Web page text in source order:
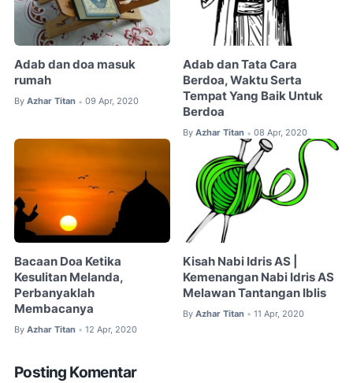
Adab dan doa masuk
rumah
By Azhar Titan • 09 Apr, 2020
Adab dan Tata Cara
Berdoa, Waktu Serta
Tempat Yang Baik Untuk
Berdoa
By Azhar Titan • 08 Apr, 2020
Bacaan Doa Ketika
Kesulitan Melanda,
Perbanyaklah
Membacanya
By Azhar Titan • 12 Apr, 2020
Kisah Nabi Idris AS |
Kemenangan Nabi Idris AS
Melawan Tantangan Iblis
By Azhar Titan • 11 Apr, 2020
Posting Komentar